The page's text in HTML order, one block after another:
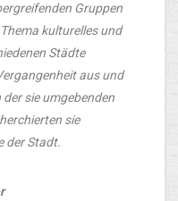
Gruppen
kulturelles und
Städte
aus und
sie umgebenden
sie
der Stadt.